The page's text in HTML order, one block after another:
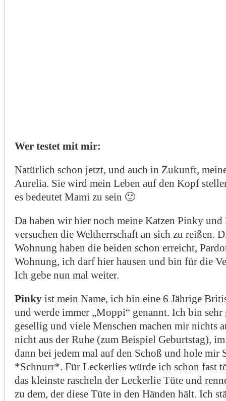
Wer testet mit mir:
Natürlich schon jetzt, und auch in Zukunft,
Aurelia. Sie wird mein Leben auf den Kopf
es bedeutet Mami zu sein 🙂
Da haben wir hier noch meine Katzen Pinky
versuchen die Weltherrschaft an sich zu reißen.
Wohnung haben die beiden schon erreicht,
Wohnung, ich darf hier hausen und bin für die
Ich gebe nun mal weiter.
Pinky ist mein Name, ich bin eine 6 Jährige
und werde immer „Moppi“ genannt. Ich bin
gesellig und viele Menschen machen mir nichts
nicht aus der Ruhe (zum Beispiel Geburtstag),
dann bei jedem mal auf den Schoß und hole mir
*Schnurr*. Für Leckerlies würde ich schon fast
das kleinste rascheln der Leckerlie Tüte und
zu dem, der diese Tüte in den Händen hält. Ich